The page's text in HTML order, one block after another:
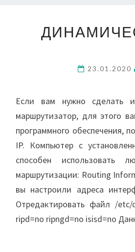
23.01.2020
Если вам нужно сделать
маршрутизатор, для этого
программного обеспечения,
IP. Компьютер с
способен использовать
маршрутизации: Routing
вы настроили адреса
Отредактировать файл /etc/
ripd=no ripngd=no isisd=no